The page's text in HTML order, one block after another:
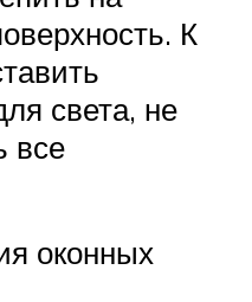
К
света, не
все
оконных